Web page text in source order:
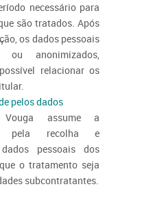
necessário para
são tratados. Após
os dados pessoais
ou anonimizados,
relacionar os
pelos dados
assume a
pela recolha e
pessoais dos
o tratamento seja
subcontratantes.